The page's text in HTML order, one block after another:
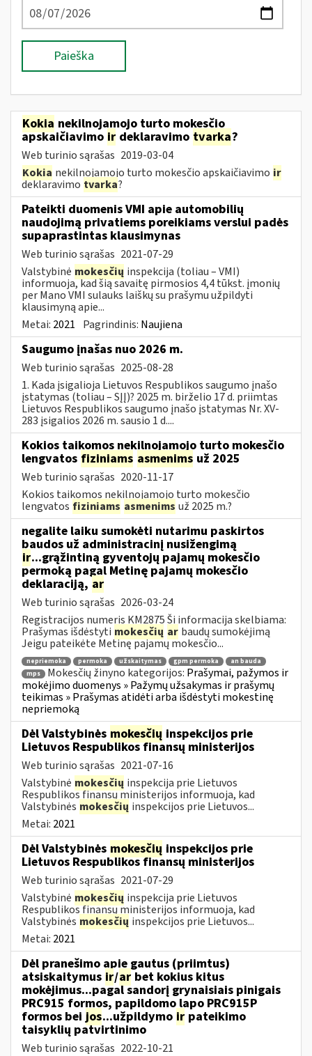
Paieška
Kokia nekilnojamojo turto mokesčio
apskaičiavimo ir deklaravimo tvarka?
Web turinio sąrašas 2019-03-04
Kokia nekilnojamojo turto mokesčio apskaičiavimo ir
deklaravimo tvarka?
Pateikti duomenis VMI apie automobilių
naudojimą privatiems poreikiams verslui padės
supaprastintas klausimynas
Web turinio sąrašas 2021-07-29
Valstybinė mokesčių inspekcija (toliau – VMI)
informuoja, kad šią savaitę pirmosios 4,4 tūkst. įmonių
per Mano VMI sulauks laiškų su prašymu užpildyti
klausimyną apie...
Metai: 2021 Pagrindinis: Naujiena
Saugumo įnašas nuo 2026 m.
Web turinio sąrašas 2025-08-28
1. Kada įsigalioja Lietuvos Respublikos saugumo įnašo
įstatymas (toliau – SĮĮ)? 2025 m. birželio 17 d. priimtas
Lietuvos Respublikos saugumo įnašo įstatymas Nr. XV-
283 įsigalios 2026 m. sausio 1 d....
Kokios taikomos nekilnojamojo turto mokesčio
lengvatos fiziniams asmenims už 2025
Web turinio sąrašas 2020-11-17
Kokios taikomos nekilnojamojo turto mokesčio
lengvatos fiziniams asmenims už 2025 m.?
negalite laiku sumokėti nutarimu paskirtos
baudos už administracinį nusižengimą
ir...grąžintiną gyventojų pajamų mokesčio
permoką pagal Metinę pajamų mokesčio
deklaraciją, ar
Web turinio sąrašas 2026-03-24
Registracijos numeris KM2875 Ši informacija skelbiama:
Prašymas išdėstyti mokesčių ar baudų sumokėjimą
Jeigu pateikėte Metinę pajamų mokesčio...
nepriemoka permoka užskaitymas gpm permoka
an bauda
mps
Mokesčių žinyno kategorijos: Prašymai, pažymos ir
mokėjimo duomenys » Pažymų užsakymas ir prašymų
teikimas » Prašymas atidėti arba išdėstyti mokestinę
nepriemoką
Dėl Valstybinės mokesčių inspekcijos prie
Lietuvos Respublikos finansų ministerijos
Web turinio sąrašas 2021-07-16
Valstybinė mokesčių inspekcija prie Lietuvos
Respublikos finansų ministerijos informuoja, kad
Valstybinės mokesčių inspekcijos prie Lietuvos...
Metai: 2021
Dėl Valstybinės mokesčių inspekcijos prie
Lietuvos Respublikos finansų ministerijos
Web turinio sąrašas 2021-07-29
Valstybinė mokesčių inspekcija prie Lietuvos
Respublikos finansų ministerijos informuoja, kad
Valstybinės mokesčių inspekcijos prie Lietuvos...
Metai: 2021
Dėl pranešimo apie gautus (priimtus)
atsiskaitymus ir/ar bet kokius kitus
mokėjimus...pagal sandorį grynaisiais pinigais
PRC915 formos, papildomo lapo PRC915P
formos bei jos...užpildymo ir pateikimo
taisyklių patvirtinimo
Web turinio sąrašas 2022-10-21